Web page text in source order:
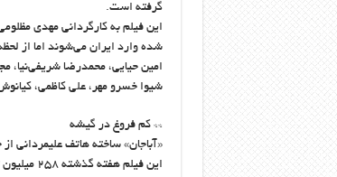
گرفته است.
این فیلم به کارگردانی مهدی
شده وارد ایران می‌شوند اما از
امین حیایی، محمدرضا شریفی‌نیا،
شیوا خسرو مهر، علی کاظمی،
** کم فروغ در گیشه
«آباجان» ساخته هاتف علیمردانی از